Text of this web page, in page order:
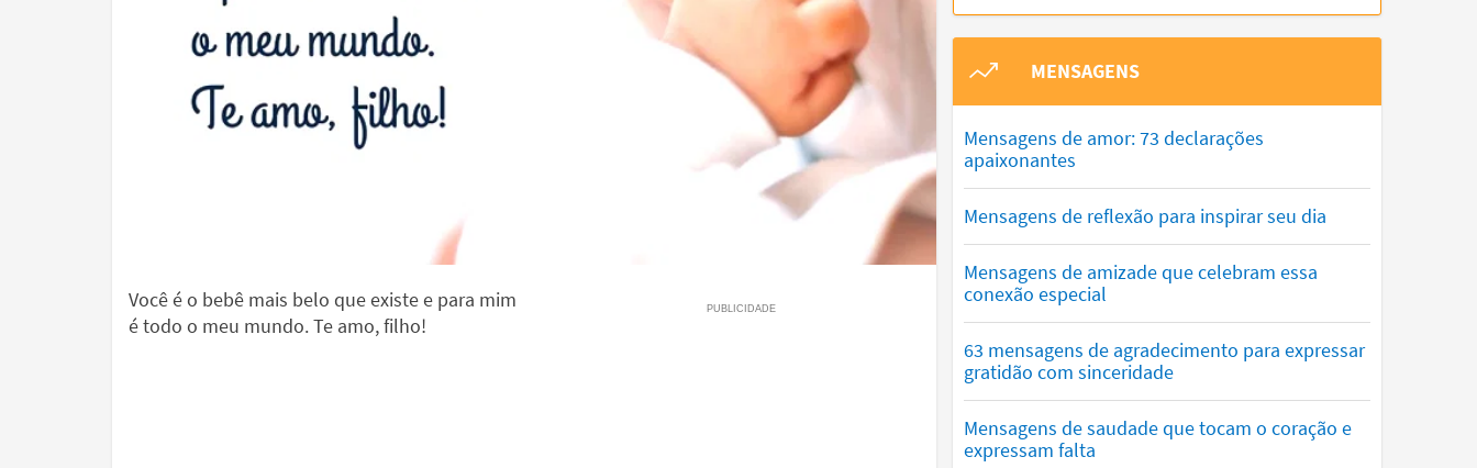
Você é o bebê mais belo que existe e para mim
é todo o meu mundo. Te amo, filho!
MENSAGENS
Mensagens de amor: 73 declarações
apaixonantes
Mensagens de reflexão para inspirar seu dia
Mensagens de amizade que celebram essa
conexão especial
63 mensagens de agradecimento para expressar
gratidão com sinceridade
Mensagens de saudade que tocam o coração e
expressam falta